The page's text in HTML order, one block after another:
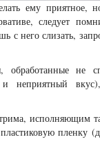
ему приятное,
следует
с него слизать,
обработанные не
и неприятный
исполняющим
пластиковую